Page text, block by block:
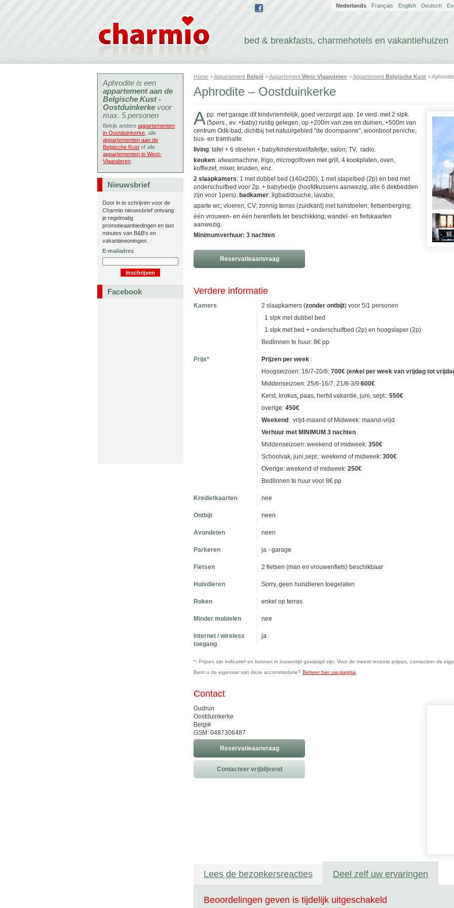
bed & breakfasts, charmehotels en vakantiehuizen
Nederlands Français English Deutsch
Home >Appartement België >Appartement West-Vlaanderen >Appartement Belgische Kust >
Aphrodite – Oostduinkerke
App. met garage dit kindvriendelijk, goed verzorgd app. 1e verd. met 2 slpk.
(5pers., ev. +baby) rustig gelegen, op +200m van zee en duinen, +500m van
centrum Odk-bad, dichtbij het natuurgebied "de doornpanne", woonboot peniche,
bus- en tramhalte.
living: tafel + 6 stoelen + baby/kinderstoel/tafeltje; salon; TV, radio.
keuken: afwasmachine, frigo, microgolfoven met grill, 4 kookplaten, oven,
koffiezet, mixer, kruiden, enz.
2 slaapkamers: 1 met dubbel bed (140x200), 1 met stapelbed (2p) en bed met
onderschuifbed voor 2p. + babybedje (hoofdkussens aanwezig, alle 6 dekbedden
zijn voor 1pers). badkamer: ligbad/douche, lavabo;
aparte wc; vloeren; CV; zonnig terras (zuidkant) met tuinstoelen; fietsenberging;
één vrouwen- en één herenfiets ter beschikking; wandel- en fietskaarten
aanwezig.
Minimumverhuur: 3 nachten
Reservatieaanvraag
Verdere informatie
Kamers 2 slaapkamers (zonder ontbijt) voor 5/1 personen
1 slpk met dubbel bed
1 slpk met bed + onderschuifbed (2p) en hoogslaper (2p)
Bedlinnen te huur: 8€ pp
Prijs* Prijzen per week :
Hoogseizoen: 16/7-20/8: 700€ (enkel per week van vrijdag tot
Middenseizoen: 25/6-16/7; 21/8-3/9:600€
Kerst, krokus, paas, herfst vakantie, juni, sept.: 550€
overige: 450€
Weekend : vrijd-maand of Midweek: maand-vrijd
Verhuur met MINIMUM 3 nachten
Middenseizoen: weekend of midweek: 350€
Schoolvak, juni,sept.: weekend of midweek: 300€
Overige: weekend of midweek: 250€
Bedlinnen te huur voor 8€ pp
Kredietkaarten nee
Ontbijt neen
Avondeten neen
Parkeren ja - garage
Fietsen 2 fietsen (man en vrouwenfiets) beschikbaar
Huisdieren Sorry, geen huisdieren toegelaten
Roken enkel op terras
Minder mobielen nee
Internet / wireless
toegang
ja
*: Prijzen zijn indicatief en kunnen in tussentijd gewijzigd zijn. Voor de meest recente prijzen, contacteer de
Bent u de eigenaar van deze accommodatie? Beheer hier uw pagina
Contact
Gudrun
Oostduinkerke
België
GSM: 0487306487
Reservatieaanvraag
Contacteer vrijblijvend
Lees de bezoekersreacties Deel zelf uw ervaringen
Beoordelingen geven is tijdelijk uitgeschakeld
Aphrodite is een
appartement aan de
Belgische Kust -
Oostduinkerke voor
max. 5 personen
Bekijk andere appartementen
in Oostduinkerke , alle
appartementen aan de
Belgische Kust of alle
appartementen in West-
Vlaanderen
Nieuwsbrief
Door in te schrijven voor de
Charmio nieuwsbrief ontvang
je regelmatig
promotieaanbiedingen en last
minutes van B&B's en
vakantiewoningen.
E-mailadres
Facebook